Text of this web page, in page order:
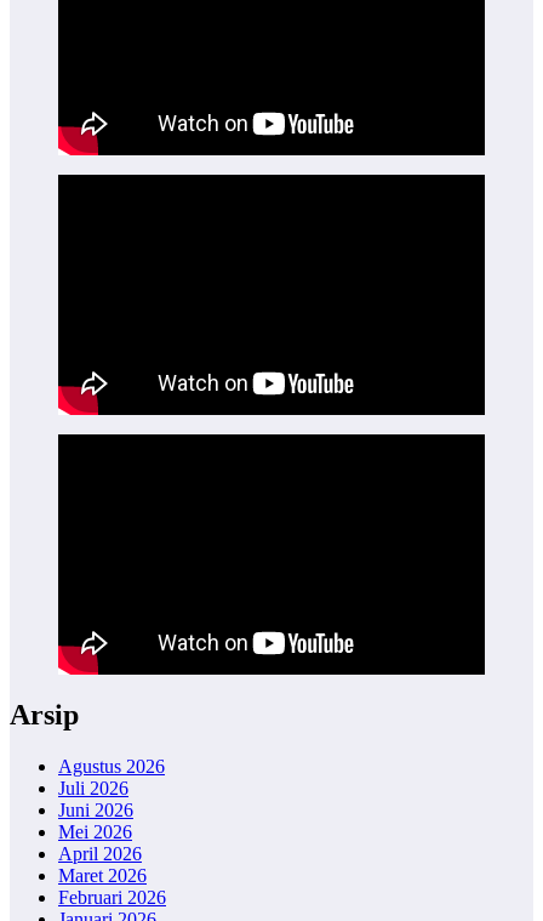
Arsip
Agustus 2026
Juli 2026
Juni 2026
Mei 2026
April 2026
Maret 2026
Februari 2026